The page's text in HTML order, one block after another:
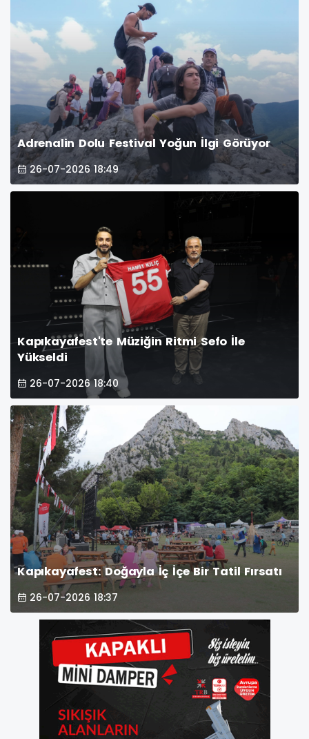
Adrenalin Dolu Festival Yoğun İlgi Görüyor
26-07-2026 18:49
Kapıkayafest'te Müziğin Ritmi Sefo İle
Yükseldi
26-07-2026 18:40
Kapıkayafest: Doğayla İç İçe Bir Tatil Fırsatı
26-07-2026 18:37